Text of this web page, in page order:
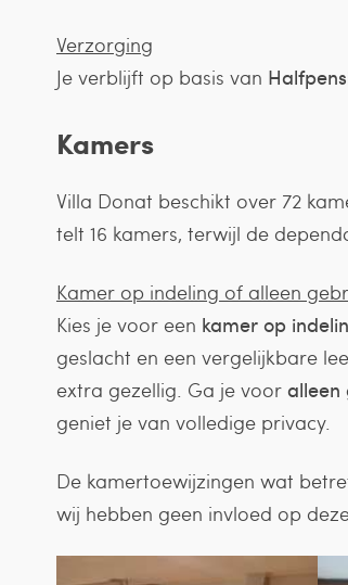
Verzorging
Je verblijft op basis van
Kamers
Villa Donat beschikt over 72
telt 16 kamers, terwijl de
Kamer op indeling of alleen
Kies je voor een kamer op
geslacht en een vergelijkbare
extra gezellig. Ga je voor alleen
geniet je van volledige privacy.
De kamertoewijzingen wat
wij hebben geen invloed op